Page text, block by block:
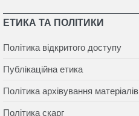
ЕТИКА ТА ПОЛІТИКИ
Політика відкритого доступу
Публікаційна етика
Політика архівування матеріалів
Політика скарг